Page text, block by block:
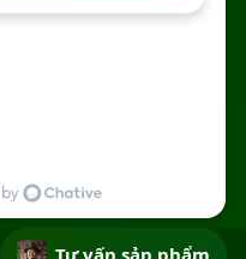
Tư vấn sản phẩm